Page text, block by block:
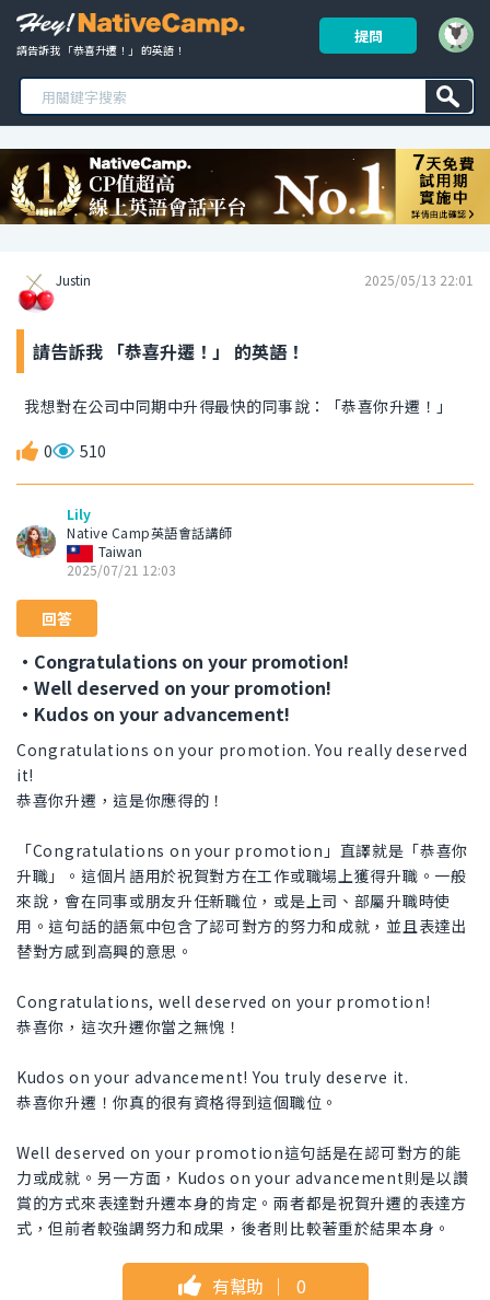
請告訴我 「恭喜升遷！」 的英語！
提問
Justin 2025/05/13 22:01
請告訴我 「恭喜升遷！」 的英語！
我想對在公司中同期中升得最快的同事說：「恭喜你升遷！」
0 510
Lily
Native Camp英語會話講師
Taiwan
2025/07/21 12:03
回答
・Congratulations on your promotion!
・Well deserved on your promotion!
・Kudos on your advancement!
Congratulations on your promotion. You really deserved
it!
恭喜你升遷，這是你應得的！
「Congratulations on your promotion」直譯就是「恭喜你
升職」。這個片語用於祝賀對方在工作或職場上獲得升職。一般
來說，會在同事或朋友升任新職位，或是上司、部屬升職時使
用。這句話的語氣中包含了認可對方的努力和成就，並且表達出
替對方感到高興的意思。
Congratulations, well deserved on your promotion!
恭喜你，這次升遷你當之無愧！
Kudos on your advancement! You truly deserve it.
恭喜你升遷！你真的很有資格得到這個職位。
Well deserved on your promotion這句話是在認可對方的能
力或成就。另一方面，Kudos on your advancement則是以讚
賞的方式來表達對升遷本身的肯定。兩者都是祝賀升遷的表達方
式，但前者較強調努力和成果，後者則比較著重於結果本身。
有幫助 ｜ 0